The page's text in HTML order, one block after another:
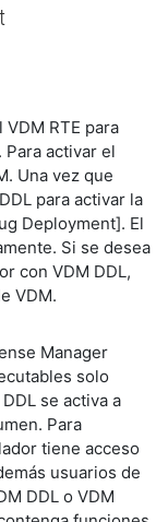
RTE para
activar el
Una vez que
para activar la
Deployment]. El
Si se desea
con VDM DDL,
VDM.
Manager
solo
se activa a
Para
tiene acceso
usuarios de
DDL o VDM